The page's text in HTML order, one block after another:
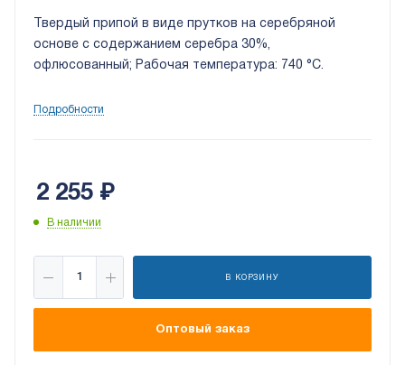
Твердый припой в виде прутков на серебряной
основе с содержанием серебра 30%,
офлюсованный; Рабочая температура: 740 °C.
Подробности
2 255 ₽
В наличии
В КОРЗИНУ
Оптовый заказ